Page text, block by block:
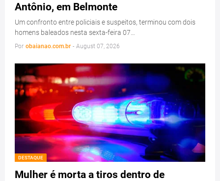
Antônio, em Belmonte
Um confronto entre policiais e suspeitos, terminou com dois
homens baleados nesta sexta-feira 07…
Por obaianao.com.br - August 07, 2026
DESTAQUE
Mulher é morta a tiros dentro de